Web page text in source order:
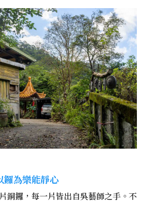
為樂能靜心
銅鑼，每一片皆出自吳藝師之手。不